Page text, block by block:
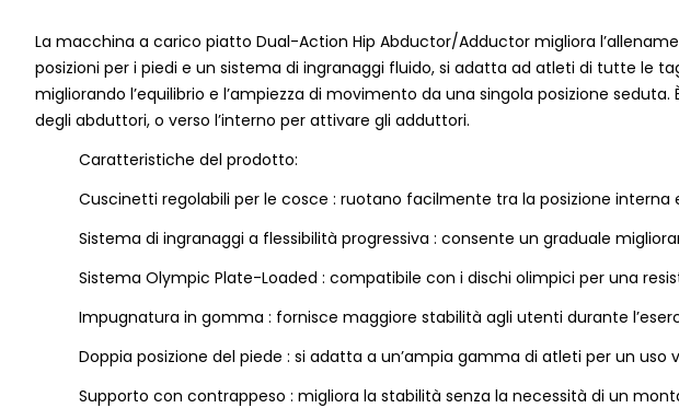
La macchina a carico piatto Dual-Action Hip Abductor/Adductor migliora
posizioni per i piedi e un sistema di ingranaggi fluido, si adatta ad atleti di tutte le
migliorando l’equilibrio e l’ampiezza di movimento da una singola posizione
degli abduttori, o verso l’interno per attivare gli adduttori.
Caratteristiche del prodotto:
Cuscinetti regolabili per le cosce : ruotano facilmente tra la posizione
Sistema di ingranaggi a flessibilità progressiva : consente un graduale
Sistema Olympic Plate-Loaded : compatibile con i dischi olimpici per una
Impugnatura in gomma : fornisce maggiore stabilità agli utenti durante
Doppia posizione del piede : si adatta a un’ampia gamma di atleti per un uso
Supporto con contrappeso : migliora la stabilità senza la necessità di un